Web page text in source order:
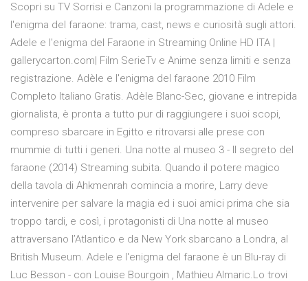
Scopri su TV Sorrisi e Canzoni la programmazione di Adele e
l'enigma del faraone: trama, cast, news e curiosità sugli attori.
Adele e l'enigma del Faraone in Streaming Online HD ITA |
gallerycarton.com| Film SerieTv e Anime senza limiti e senza
registrazione. Adèle e l'enigma del faraone 2010 Film
Completo Italiano Gratis. Adèle Blanc-Sec, giovane e intrepida
giornalista, è pronta a tutto pur di raggiungere i suoi scopi,
compreso sbarcare in Egitto e ritrovarsi alle prese con
mummie di tutti i generi. Una notte al museo 3 - Il segreto del
faraone (2014) Streaming subita. Quando il potere magico
della tavola di Ahkmenrah comincia a morire, Larry deve
intervenire per salvare la magia ed i suoi amici prima che sia
troppo tardi, e così, i protagonisti di Una notte al museo
attraversano l’Atlantico e da New York sbarcano a Londra, al
British Museum. Adele e l'enigma del faraone è un Blu-ray di
Luc Besson - con Louise Bourgoin , Mathieu Almaric.Lo trovi